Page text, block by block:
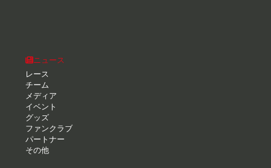
ニュース
レース
チーム
メディア
イベント
グッズ
ファンクラブ
パートナー
その他